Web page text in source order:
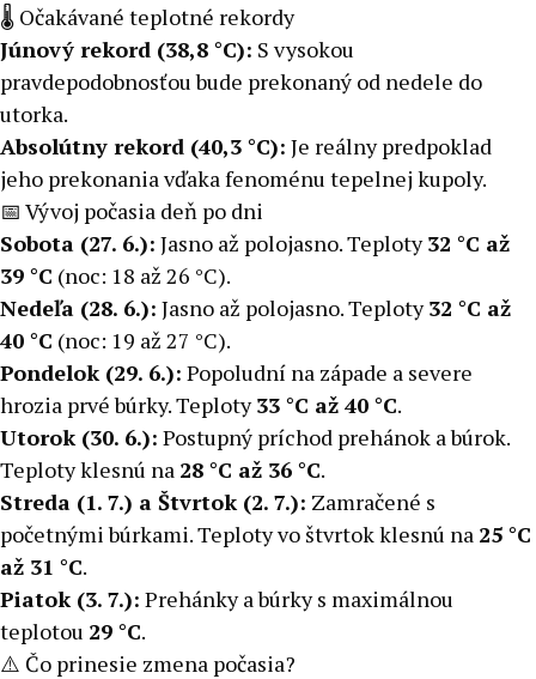
🌡️ Očakávané teplotné rekordy
Júnový rekord (38,8 °C): S vysokou
pravdepodobnosťou bude prekonaný od nedele do
utorka.
Absolútny rekord (40,3 °C): Je reálny predpoklad
jeho prekonania vďaka fenoménu tepelnej kupoly.
📅 Vývoj počasia deň po dni
Sobota (27. 6.): Jasno až polojasno. Teploty32 °C až
39 °C (noc: 18 až 26 °C).
Nedeľa (28. 6.): Jasno až polojasno. Teploty32 °C až
40 °C (noc: 19 až 27 °C).
Pondelok (29. 6.): Popoludní na západe a severe
hrozia prvé búrky. Teploty33 °C až 40 °C.
Utorok (30. 6.): Postupný príchod prehánok a búrok.
Teploty klesnú na 28 °C až 36 °C.
Streda (1. 7.) a Štvrtok (2. 7.): Zamračené s
početnými búrkami. Teploty vo štvrtok klesnú na 25 °C
až 31 °C.
Piatok (3. 7.): Prehánky a búrky s maximálnou
teplotou 29 °C.
⚠️ Čo prinesie zmena počasia?